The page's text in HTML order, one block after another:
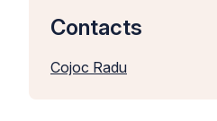
Contacts
Cojoc Radu